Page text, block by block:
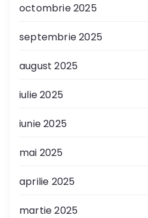
octombrie 2025
septembrie 2025
august 2025
iulie 2025
iunie 2025
mai 2025
aprilie 2025
martie 2025